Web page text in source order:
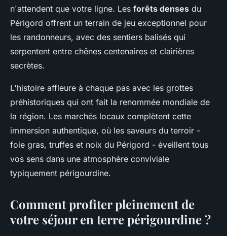
n'attendent que votre ligne. Les forêts denses du
Périgord offrent un terrain de jeu exceptionnel pour
les randonneurs, avec des sentiers balisés qui
serpentent entre chênes centenaires et clairières
secrètes.
L'histoire affleure à chaque pas avec les grottes
préhistoriques qui ont fait la renommée mondiale de
la région. Les marchés locaux complètent cette
immersion authentique, où les saveurs du terroir -
foie gras, truffes et noix du Périgord - éveillent tous
vos sens dans une atmosphère conviviale
typiquement périgourdine.
Comment profiter pleinement de
votre séjour en terre périgourdine ?